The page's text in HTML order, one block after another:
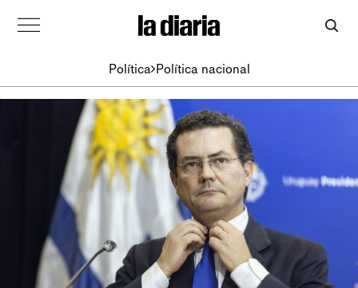
Política Política nacional